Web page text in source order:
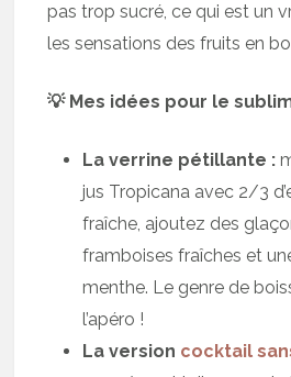
pas trop sucré, ce qui est un
les sensations des fruits en
💡 Mes idées pour le
La verrine pétillante :
jus Tropicana avec 2/3
fraîche, ajoutez des
framboises fraîches et
menthe. Le genre de
l’apéro !
La version cocktail